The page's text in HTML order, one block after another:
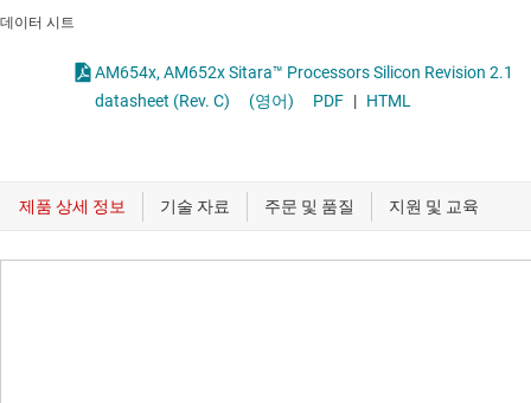
데이터 시트
AM654x, AM652x Sitara™ Processors Silicon Revision 2.1
datasheet (Rev. C)
(영어) PDF | HTML